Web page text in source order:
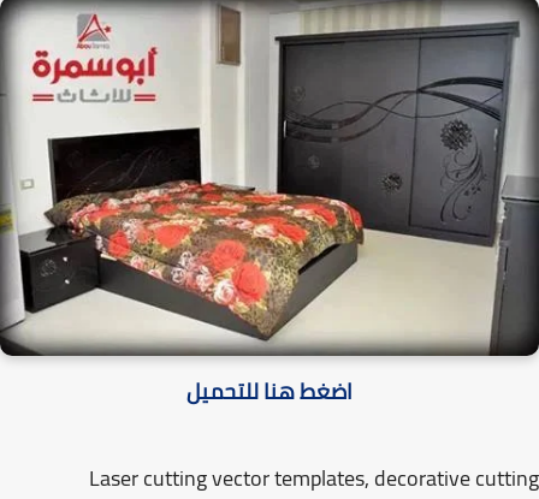
اضغط هنا للتحميل
Laser cutting vector templates, decorative